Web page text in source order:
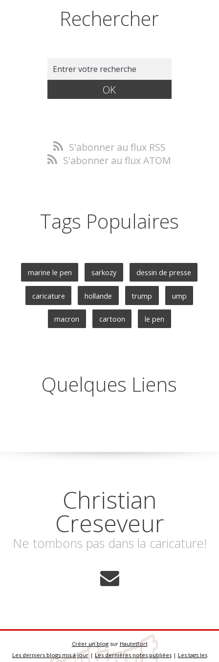
Rechercher
S'abonner au flux RSS
S'abonner au flux ATOM
Tags Populaires
marine le pen sarkozy dessin de presse
caricature hollande trump ump
macron cartoon le pen
Quelques Liens
Christian
Creseveur
Ne tombons pas dans la caricature!
Créer un blogsur Hautetfort
Les derniers blogs mis à jour| Les dernières notes publiées| Les tags les